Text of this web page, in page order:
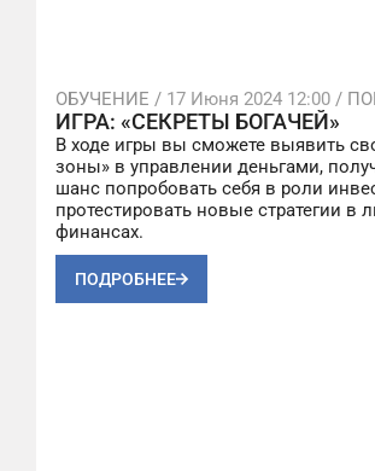
ОБУЧЕНИЕ / 17 Июня 2024 12:00 /
ИГРА: «СЕКРЕТЫ БОГАЧЕЙ»
В ходе игры вы сможете выявить
зоны» в управлении деньгами,
шанс попробовать себя в роли
протестировать новые стратегии в
финансах.
ПОДРОБНЕЕ